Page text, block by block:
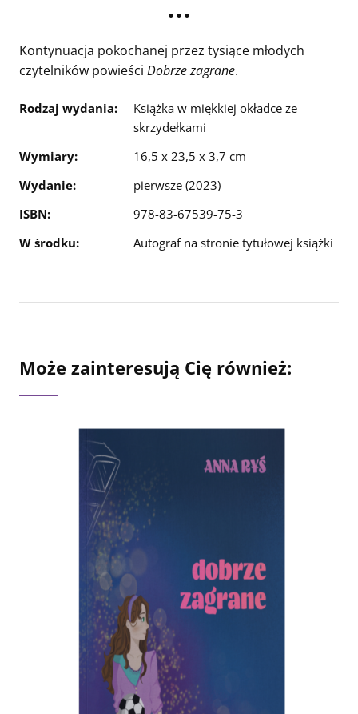
• • •
Kontynuacja pokochanej przez tysiące młodych
czytelników powieści Dobrze zagrane.
Rodzaj wydania:
Książka w miękkiej okładce ze
skrzydełkami
Wymiary:
16,5 x 23,5 x 3,7 cm
Wydanie:
pierwsze (2023)
ISBN:
978-83-67539-75-3
W środku:
Autograf na stronie tytułowej książki
Może zainteresują Cię również: